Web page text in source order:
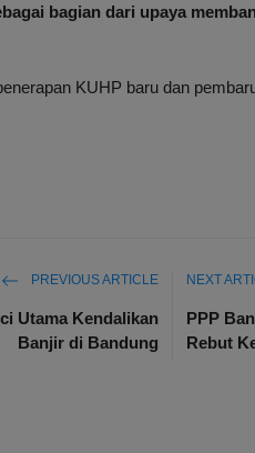
bagian dari upaya
KUHP baru dan
PREVIOUS ARTICLE
Utama Kendalikan
Banjir di Bandung
NEXT
PPP
Rebut